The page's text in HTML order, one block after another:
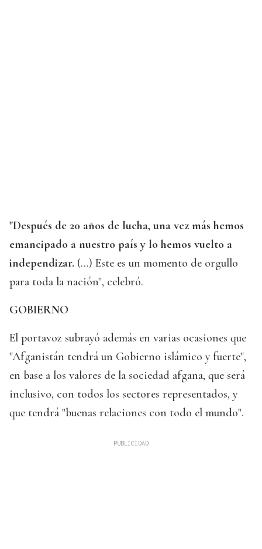
"Después de 20 años de lucha, una vez más hemos
emancipado a nuestro país y lo hemos vuelto a
independizar. (...) Este es un momento de orgullo
para toda la nación", celebró.
GOBIERNO
El portavoz subrayó además en varias ocasiones que
"Afganistán tendrá un Gobierno islámico y fuerte",
en base a los valores de la sociedad afgana, que será
inclusivo, con todos los sectores representados, y
que tendrá "buenas relaciones con todo el mundo".